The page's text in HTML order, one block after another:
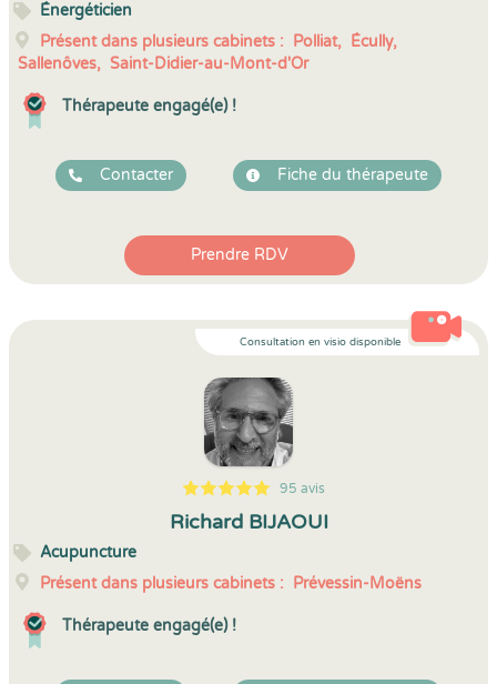
Énergéticien
Présent dans plusieurs cabinets : Polliat, Écully,
Sallenôves, Saint-Didier-au-Mont-d'Or
Thérapeute engagé(e) !
Contacter Fiche du thérapeute
Prendre RDV
Consultation en visio disponible
5
1
5
95 95 avis
Richard BIJAOUI
Acupuncture
Présent dans plusieurs cabinets : Prévessin-Moëns
Thérapeute engagé(e) !